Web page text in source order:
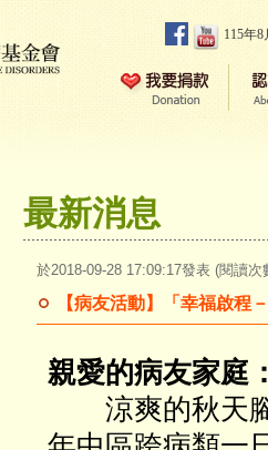
115年
最新消息
於2018-09-28 17:09:17發表 (閱讀次
【病友活動】「幸福啟程
親愛的病友家庭
涼爽的秋天